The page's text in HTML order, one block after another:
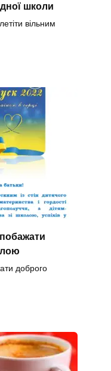
школи
вільним
доброго